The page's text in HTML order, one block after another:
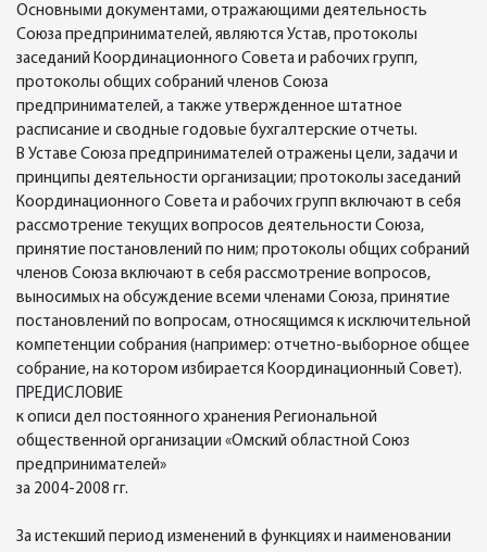
Основными документами, отражающими деятельность
Союза предпринимателей, являются Устав, протоколы
заседаний Координационного Совета и рабочих групп,
протоколы общих собраний членов Союза
предпринимателей, а также утвержденное штатное
расписание и сводные годовые бухгалтерские отчеты.
В Уставе Союза предпринимателей отражены цели, задачи и
принципы деятельности организации; протоколы заседаний
Координационного Совета и рабочих групп включают в себя
рассмотрение текущих вопросов деятельности Союза,
принятие постановлений по ним; протоколы общих собраний
членов Союза включают в себя рассмотрение вопросов,
выносимых на обсуждение всеми членами Союза, принятие
постановлений по вопросам, относящимся к исключительной
компетенции собрания (например: отчетно-выборное общее
собрание, на котором избирается Координационный Совет).
ПРЕДИСЛОВИЕ
к описи дел постоянного хранения Региональной
общественной организации «Омский областной Союз
предпринимателей»
за 2004-2008 гг.
За истекший период изменений в функциях и наименовании